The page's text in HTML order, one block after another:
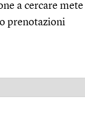
a cercare mete
prenotazioni